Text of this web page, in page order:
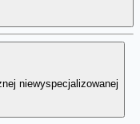
niewyspecjalizowanej